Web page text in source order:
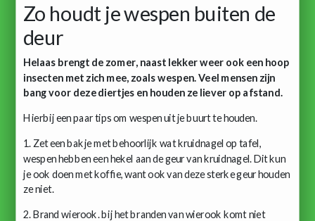
Zo houdt je wespen buiten de
deur
Helaas brengt de zomer, naast lekker weer ook een hoop
insecten met zich mee, zoals wespen. Veel mensen zijn
bang voor deze diertjes en houden ze liever op afstand.
Hierbij een paar tips om wespen uit je buurt te houden.
1. Zet een bakje met behoorlijk wat kruidnagel op tafel,
wespen hebben een hekel aan de geur van kruidnagel. Dit kun
je ook doen met koffie, want ook van deze sterke geur houden
ze niet.
2. Brand wierook. bij het branden van wierook komt niet